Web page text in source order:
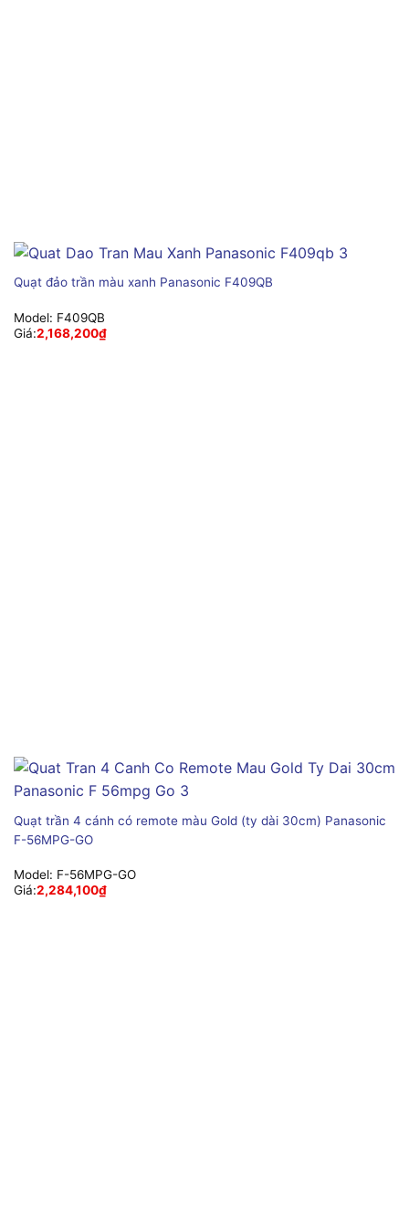
Quạt đảo trần màu xanh Panasonic F409QB
Model: F409QB
Giá:2,168,200₫
Quạt trần 4 cánh có remote màu Gold (ty dài 30cm) Panasonic
F-56MPG-GO
Model: F-56MPG-GO
Giá:2,284,100₫